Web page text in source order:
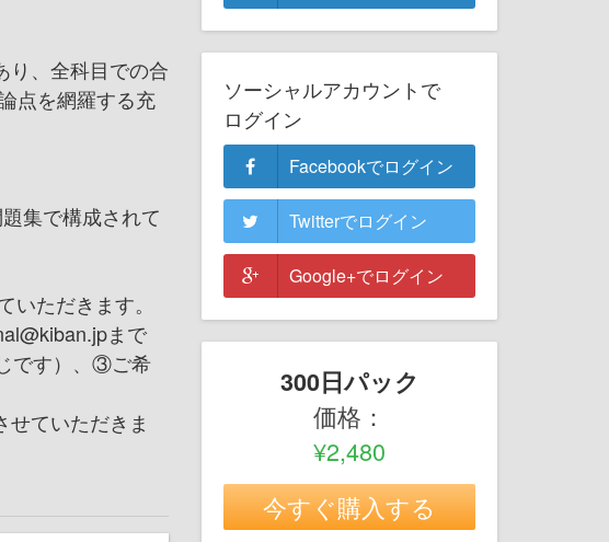
り、全科目での合
点を網羅する充
集で構成されて
いただきます。
まで
です）、③ご希
せていただきま
ソーシャルアカウントで
ログイン
Facebookでログイン
Twitterでログイン
Google+でログイン
300日パック
価格：
¥2,480
今すぐ購入する